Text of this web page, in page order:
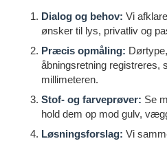
Dialog og behov: Vi
ønsker til lys, privatliv og
Præcis opmåling:
åbningsretning registreres,
millimeteren.
Stof- og farveprøver: Se
hold dem op mod gulv,
Løsningsforslag: Vi